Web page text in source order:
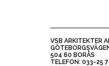
VSB ARKITEKTER
504 60 BORÅS
TELEFON: 033-25